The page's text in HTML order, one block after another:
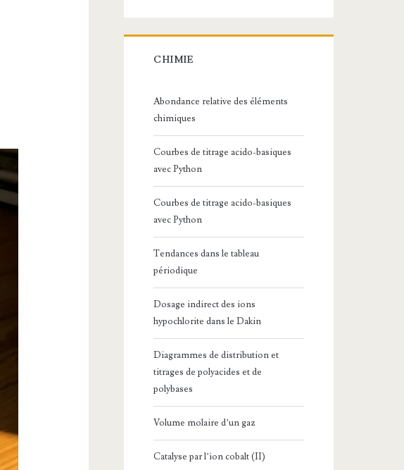
CHIMIE
Abondance relative des éléments
chimiques
Courbes de titrage acido-basiques
avec Python
Courbes de titrage acido-basiques
avec Python
Tendances dans le tableau
périodique
Dosage indirect des ions
hypochlorite dans le Dakin
Diagrammes de distribution et
titrages de polyacides et de
polybases
Volume molaire d’un gaz
Catalyse par l’ion cobalt (II)